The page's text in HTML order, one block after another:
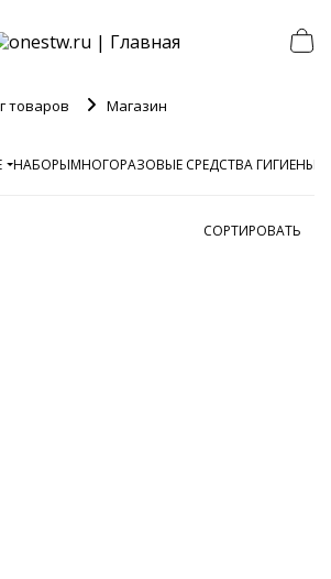
товаров Магазин
НАБОРЫМНОГОРАЗОВЫЕ СРЕДСТВА ГИГИЕНЫ
СОРТИРОВАТЬ